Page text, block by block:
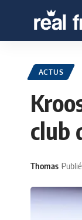
ACTUS
club
Thomas